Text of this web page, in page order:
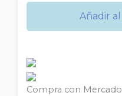
Compra con
Añadir